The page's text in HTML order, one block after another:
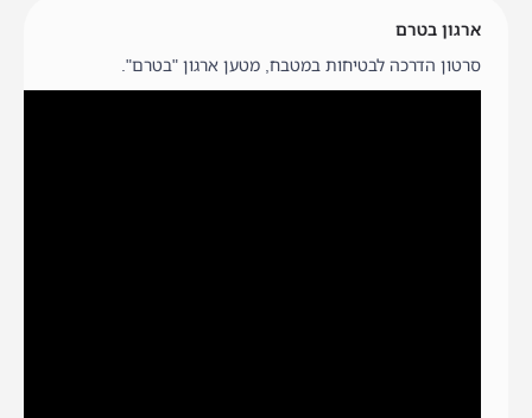
ארגון בטרם
סרטון הדרכה לבטיחות במטבח, מטען ארגון "בטרם".